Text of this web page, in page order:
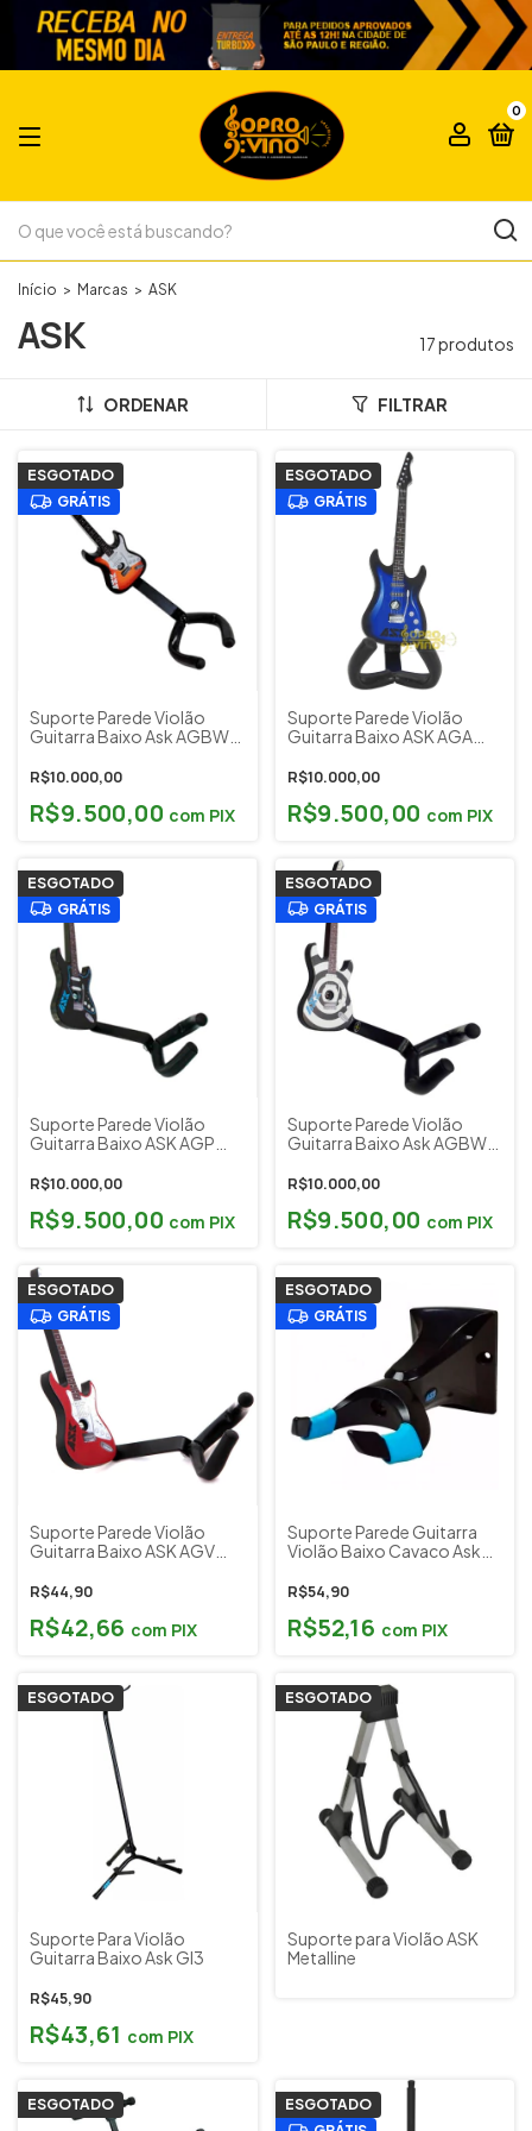
0
Início > Marcas > ASK
ASK 17 produtos
ORDENAR FILTRAR
ESGOTADO
GRÁTIS
Suporte Parede Violão
Guitarra Baixo Ask AGBW
R$10.000,00
R$9.500,00 com PIX
ESGOTADO
GRÁTIS
Suporte Parede Violão
Guitarra Baixo ASK AGA
R$10.000,00
R$9.500,00 com PIX
ESGOTADO
GRÁTIS
Suporte Parede Violão
Guitarra Baixo ASK AGP
R$10.000,00
R$9.500,00 com PIX
ESGOTADO
GRÁTIS
Suporte Parede Violão
Guitarra Baixo Ask AGBW
R$10.000,00
R$9.500,00 com PIX
ESGOTADO
GRÁTIS
Suporte Parede Violão
Guitarra Baixo ASK AGV
R$44,90
R$42,66 com PIX
ESGOTADO
GRÁTIS
Suporte Parede Guitarra
Violão Baixo Cavaco Ask
R$54,90
R$52,16 com PIX
ESGOTADO
Suporte Para Violão
Guitarra Baixo Ask Gl3
R$45,90
R$43,61 com PIX
ESGOTADO
Suporte para Violão ASK
Metalline
ESGOTADO
ESGOTADO